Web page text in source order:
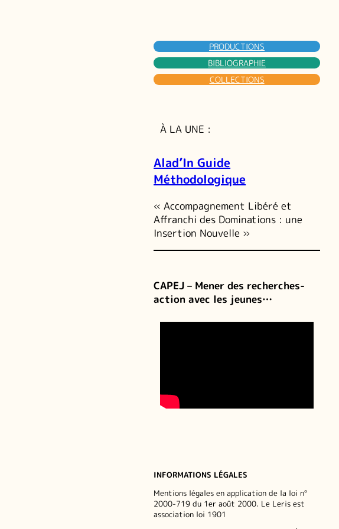
PRODUCTIONS
BIBLIOGRAPHIE
COLLECTIONS
À LA UNE :
Alad’In Guide
Méthodologique
« Accompagnement Libéré et
Affranchi des Dominations : une
Insertion Nouvelle »
CAPEJ – Mener des recherches-
action avec les jeunes…
INFORMATIONS LÉGALES
Mentions légales en application de la loi n°
2000-719 du 1er août 2000. Le Leris est
association loi 1901